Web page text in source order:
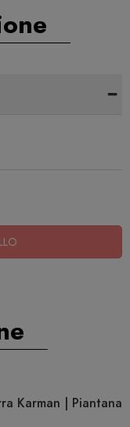
-
Karman | Piantana